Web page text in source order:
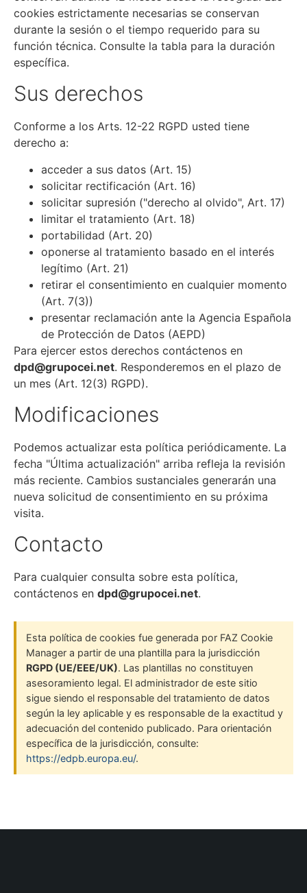
cookies estrictamente necesarias se conservan
durante la sesión o el tiempo requerido para su
función técnica. Consulte la tabla para la duración
específica.
Sus derechos
Conforme a los Arts. 12-22 RGPD usted tiene
derecho a:
acceder a sus datos (Art. 15)
solicitar rectificación (Art. 16)
solicitar supresión ("derecho al olvido", Art. 17)
limitar el tratamiento (Art. 18)
portabilidad (Art. 20)
oponerse al tratamiento basado en el interés
legítimo (Art. 21)
retirar el consentimiento en cualquier momento
(Art. 7(3))
presentar reclamación ante la Agencia Española
de Protección de Datos (AEPD)
Para ejercer estos derechos contáctenos en
dpd@grupocei.net. Responderemos en el plazo de
un mes (Art. 12(3) RGPD).
Modificaciones
Podemos actualizar esta política periódicamente. La
fecha "Última actualización" arriba refleja la revisión
más reciente. Cambios sustanciales generarán una
nueva solicitud de consentimiento en su próxima
visita.
Contacto
Para cualquier consulta sobre esta política,
contáctenos en dpd@grupocei.net.
Esta política de cookies fue generada por FAZ Cookie
Manager a partir de una plantilla para la jurisdicción
RGPD (UE/EEE/UK). Las plantillas no constituyen
asesoramiento legal. El administrador de este sitio
sigue siendo el responsable del tratamiento de datos
según la ley aplicable y es responsable de la exactitud y
adecuación del contenido publicado. Para orientación
específica de la jurisdicción, consulte:
https://edpb.europa.eu/.